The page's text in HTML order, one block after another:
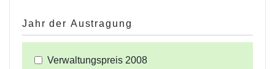
Jahr der Austragung
Verwaltungspreis 2008